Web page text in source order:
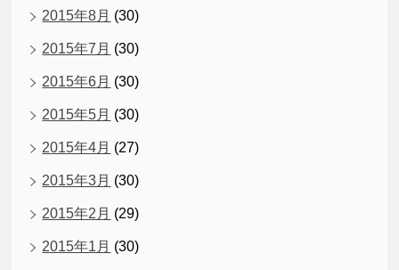
2015年8月 (30)
2015年7月 (30)
2015年6月 (30)
2015年5月 (30)
2015年4月 (27)
2015年3月 (30)
2015年2月 (29)
2015年1月 (30)